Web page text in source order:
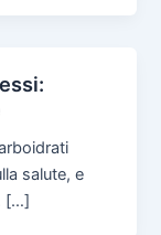
salute, e
[…]